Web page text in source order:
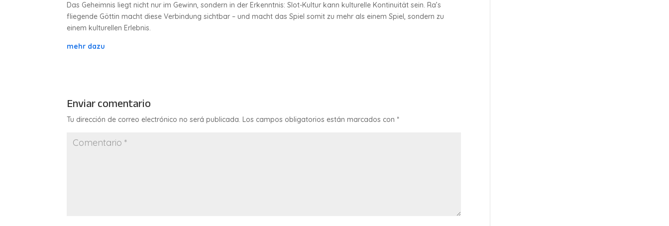
Das Geheimnis liegt nicht nur im Gewinn, sondern in der Erkenntnis: Slot-Kultur kann kulturelle Kontinuität sein. Ra’s
fliegende Göttin macht diese Verbindung sichtbar – und macht das Spiel somit zu mehr als einem Spiel, sondern zu
einem kulturellen Erlebnis.
mehr dazu
Enviar comentario
Tu dirección de correo electrónico no será publicada. Los campos obligatorios están marcados con *